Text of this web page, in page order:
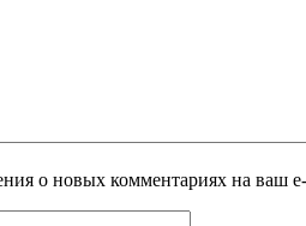
о новых комментариях на ваш